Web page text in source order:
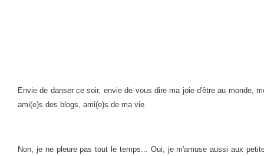
Envie de danser ce soir, envie de vous dire ma joie d'être au monde,
ami(e)s des blogs, ami(e)s de ma vie.
Non, je ne pleure pas tout le temps... Oui, je m'amuse aussi aux